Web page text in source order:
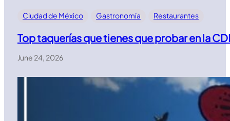
Ciudad de México Gastronomía Restaurantes
Top taquerías que tienes que probar en la
June 24, 2026